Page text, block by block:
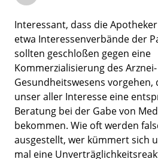
Interessant, dass die
etwa Interessenverbände der
sollten geschloßen gegen eine
Kommerzialisierung des
Gesundheitswesens vorgehen,
unser aller Interesse eine
Beratung bei der Gabe von
bekommen. Wie oft werden
ausgestellt, wer kümmert sich
mal eine